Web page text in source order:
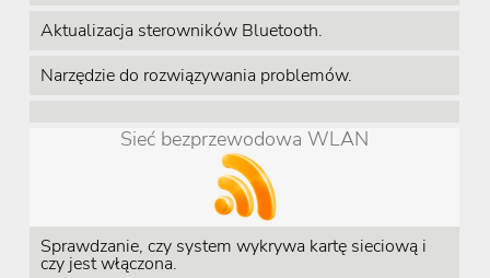
Aktualizacja sterowników Bluetooth.
Narzędzie do rozwiązywania problemów.
Sieć bezprzewodowa WLAN
Sprawdzanie, czy system wykrywa kartę sieciową i
czy jest włączona.